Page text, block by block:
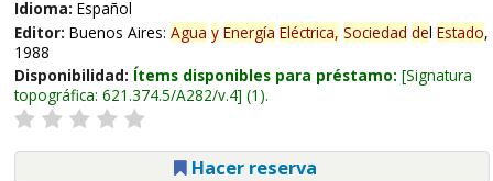
Idioma: Español
Editor: Buenos Aires: Agua y Energía Eléctrica, Sociedad del Estado,
1988
Disponibilidad: Ítems disponibles para préstamo: Signatura
topográfica: 621.374.5/A282/v.4 (1).
Hacer reserva